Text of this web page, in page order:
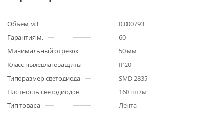
Объем м3
0.000793
Гарантия м.
60
Минимальный отрезок
50 мм
Класс пылевлагозащиты
IP20
Типоразмер светодиода
SMD 2835
Плотность светодиодов
160 шт/м
Тип товара
Лента